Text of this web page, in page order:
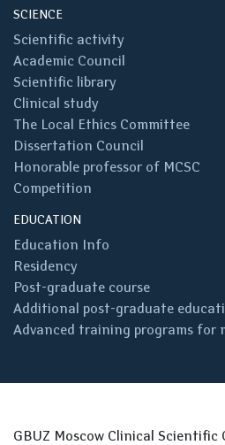
SCIENCE
Scientific activity
Academic Council
Scientific library
Clinical study
The Local Ethics Committee
Dissertation Council
Honorable professor of MCSC
Competition
EDUCATION
Education Info
Residency
Post-graduate course
Additional post-graduate
Advanced training programs for
GBUZ Moscow Clinical